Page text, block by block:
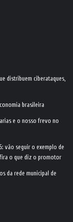
distribuem ciberataques,
brasileira
e o nosso frevo no
vão seguir o exemplo de
o que diz o promotor
da rede municipal de